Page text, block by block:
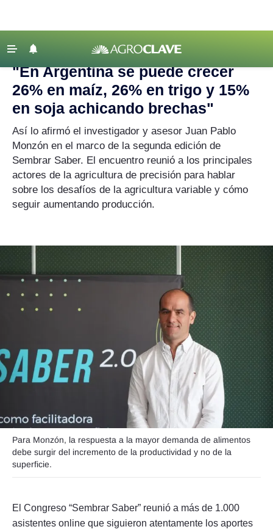
Agricultura
Ganadería
Lechería
Tecnología
Maquinaria agrícola
Agenda
Regionales
Mercados
‹ VOLVER
Agroclave Empresas | Argentina
"En Argentina se puede crecer
26% en maíz, 26% en trigo y 15%
en soja achicando brechas"
Así lo afirmó el investigador y asesor Juan Pablo
Monzón en el marco de la segunda edición de
Sembrar Saber. El encuentro reunió a los principales
actores de la agricultura de precisión para hablar
sobre los desafíos de la agricultura variable y cómo
seguir aumentando producción.
Para Monzón, la respuesta a la mayor demanda de alimentos
debe surgir del incremento de la productividad y no de la
superficie.
El Congreso “Sembrar Saber” reunió a más de 1.000
asistentes online que siguieron atentamente los aportes